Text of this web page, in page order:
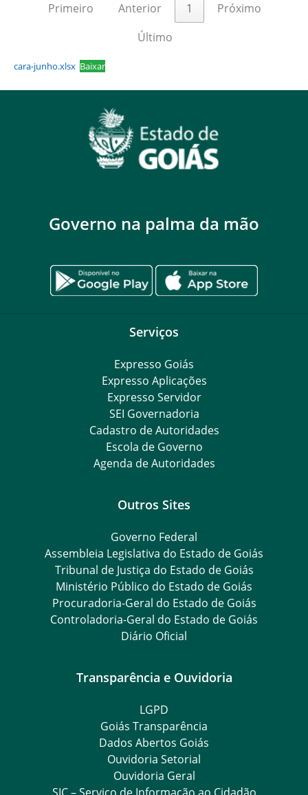
Primeiro
Anterior 1
Próximo
Último
cara-junho.xlsx Baixar
Governo na palma da mão
Serviços
Expresso Goiás
Expresso Aplicações
Expresso Servidor
SEI Governadoria
Cadastro de Autoridades
Escola de Governo
Agenda de Autoridades
Outros Sites
Governo Federal
Assembleia Legislativa do Estado de Goiás
Tribunal de Justiça do Estado de Goiás
Ministério Público do Estado de Goiás
Procuradoria-Geral do Estado de Goiás
Controladoria-Geral do Estado de Goiás
Diário Oficial
Transparência e Ouvidoria
LGPD
Goiás Transparência
Dados Abertos Goiás
Ouvidoria Setorial
Ouvidoria Geral